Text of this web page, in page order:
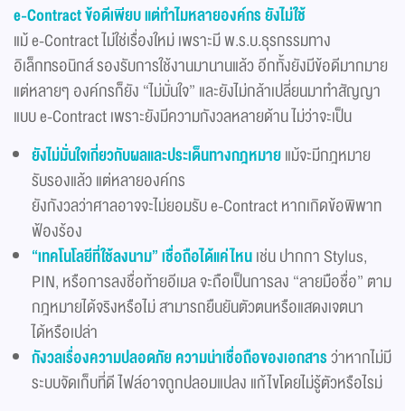
e-Contract ข้อดีเพียบ แต่ทำไมหลายองค์กร ยังไม่ใช้
แม้ e-Contract ไม่ใช่เรื่องใหม่ เพราะมี พ.ร.บ.ธุรกรรมทาง
อิเล็กทรอนิกส์ รองรับการใช้งานมานานแล้ว อีกทั้งยังมีข้อดีมากมาย
แต่หลายๆ องค์กรก็ยัง “ไม่มั่นใจ” และยังไม่กล้าเปลี่ยนมาทำสัญญา
แบบ e-Contract เพราะยังมีความกังวลหลายด้าน ไม่ว่าจะเป็น
ยังไม่มั่นใจเกี่ยวกับผลและประเด็นทางกฎหมายแม้จะมีกฎหมาย
รับรองแล้ว แต่หลายองค์กร
ยังกังวลว่าศาลอาจจะไม่ยอมรับ e-Contract หากเกิดข้อพิพาท
ฟ้องร้อง
“เทคโนโลยีที่ใช้ลงนาม” เชื่อถือได้แค่ไหนเช่น ปากกา Stylus,
PIN, หรือการลงชื่อท้ายอีเมล จะถือเป็นการลง “ลายมือชื่อ” ตาม
กฎหมายได้จริงหรือไม่ สามารถยืนยันตัวตนหรือแสดงเจตนา
ได้หรือเปล่า
กังวลเรื่องความปลอดภัย ความน่าเชื่อถือของเอกสารว่าหากไม่มี
ระบบจัดเก็บที่ดี ไฟล์อาจถูกปลอมแปลง แก้ไขโดยไม่รู้ตัวหรือไรม่